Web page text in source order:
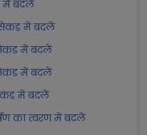
में बदलें
सेकंड में बदलें
सेकंड में बदलें
में बदलें
में बदलें
का त्वरण में बदलें